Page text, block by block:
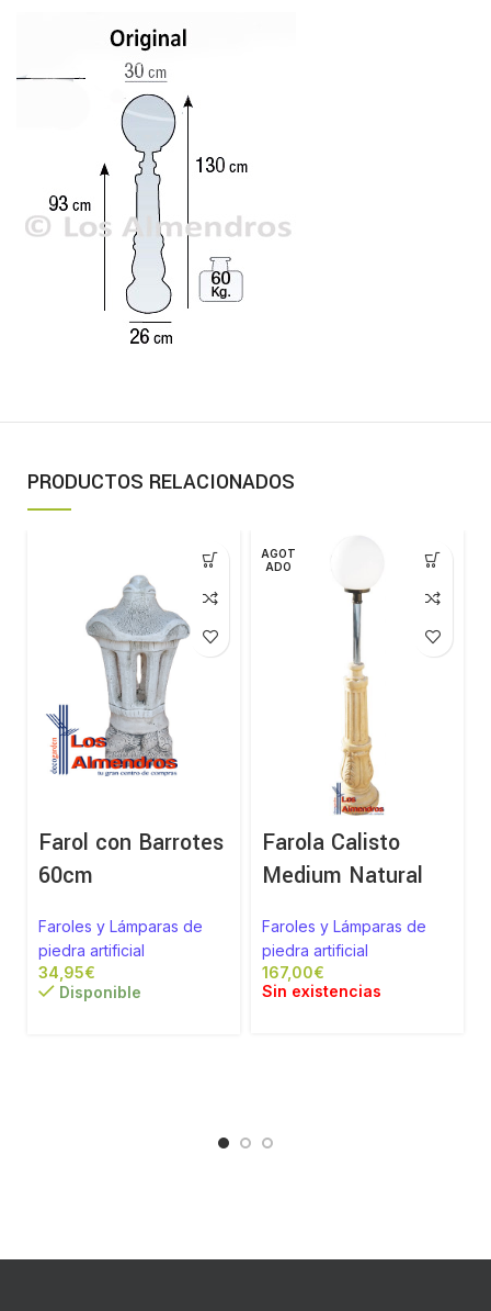
PRODUCTOS RELACIONADOS
Farol con Barrotes
60cm
Faroles y Lámparas de
piedra artificial
€
Disponible
AGOT
ADO
Farola Calisto
Medium Natural
Faroles y Lámparas de
piedra artificial
€
Sin existencias